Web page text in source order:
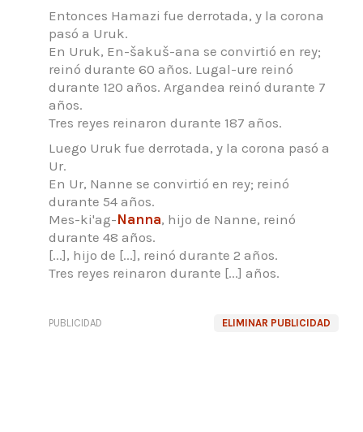
Entonces Hamazi fue derrotada, y la corona
pasó a Uruk.
En Uruk, En-šakuš-ana se convirtió en rey;
reinó durante 60 años. Lugal-ure reinó
durante 120 años. Argandea reinó durante 7
años.
Tres reyes reinaron durante 187 años.
Luego Uruk fue derrotada, y la corona pasó a
Ur.
En Ur, Nanne se convirtió en rey; reinó
durante 54 años.
Mes-ki'ag-Nanna, hijo de Nanne, reinó
durante 48 años.
[...], hijo de [...], reinó durante 2 años.
Tres reyes reinaron durante [...] años.
ELIMINAR PUBLICIDAD
PUBLICIDAD